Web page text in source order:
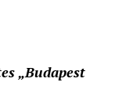
„Budapest